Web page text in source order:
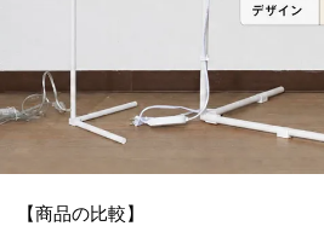
【商品の比較】